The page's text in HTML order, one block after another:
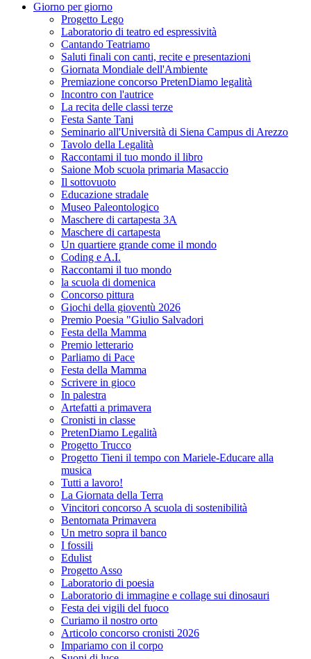
Giorno per giorno
Progetto Lego
Laboratorio di teatro ed espressività
Cantando Teatriamo
Saluti finali con canti, recite e presentazioni
Giornata Mondiale dell'Ambiente
Premiazione concorso PretenDiamo legalità
Incontro con l'autrice
La recita delle classi terze
Festa Sante Tani
Seminario all'Università di Siena Campus di Arezzo
Tavolo della Legalità
Raccontami il tuo mondo il libro
Saione Mob scuola primaria Masaccio
Il sottovuoto
Educazione stradale
Museo Paleontologico
Maschere di cartapesta 3A
Maschere di cartapesta
Un quartiere grande come il mondo
Coding e A.I.
Raccontami il tuo mondo
la scuola di domenica
Concorso pittura
Giochi della gioventù 2026
Premio Poesia "Giulio Salvadori
Festa della Mamma
Premio letterario
Parliamo di Pace
Festa della Mamma
Scrivere in gioco
In palestra
Artefatti a primavera
Cronisti in classe
PretenDiamo Legalità
Progetto Trucco
Progetto Tieni il tempo con Mariele-Educare alla
musica
Tutti a lavoro!
La Giornata della Terra
Vincitori concorso A scuola di sostenibilità
Bentornata Primavera
Un metro sopra il banco
I fossili
Edulist
Progetto Asso
Laboratorio di poesia
Laboratorio di immagine e collage sui dinosauri
Festa dei vigili del fuoco
Curiamo il nostro orto
Articolo concorso cronisti 2026
Impariamo con il corpo